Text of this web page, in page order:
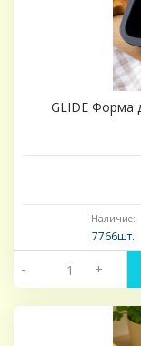
GLIDE Форма
Наличие:
7766шт.
- +